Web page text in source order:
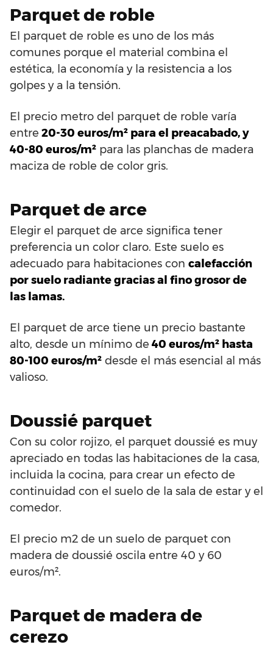
Parquet de roble
El parquet de roble es uno de los más
comunes porque el material combina el
estética, la economía y la resistencia a los
golpes y a la tensión.
El precio metro del parquet de roble varía
entre 20-30 euros/m² para el preacabado, y
40-80 euros/m² para las planchas de madera
maciza de roble de color gris.
Parquet de arce
Elegir el parquet de arce significa tener
preferencia un color claro. Este suelo es
adecuado para habitaciones con calefacción
por suelo radiante gracias al fino grosor de
las lamas.
El parquet de arce tiene un precio bastante
alto, desde un mínimo de 40 euros/m² hasta
80-100 euros/m² desde el más esencial al más
valioso.
Doussié parquet
Con su color rojizo, el parquet doussié es muy
apreciado en todas las habitaciones de la casa,
incluida la cocina, para crear un efecto de
continuidad con el suelo de la sala de estar y el
comedor.
El precio m2 de un suelo de parquet con
madera de doussié oscila entre 40 y 60
euros/m².
Parquet de madera de
cerezo